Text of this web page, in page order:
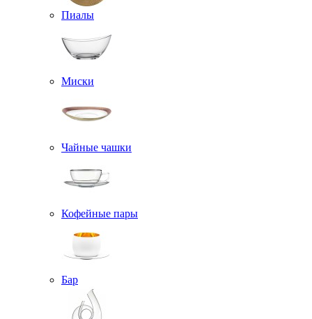
Пиалы
Миски
Чайные чашки
Кофейные пары
Бар